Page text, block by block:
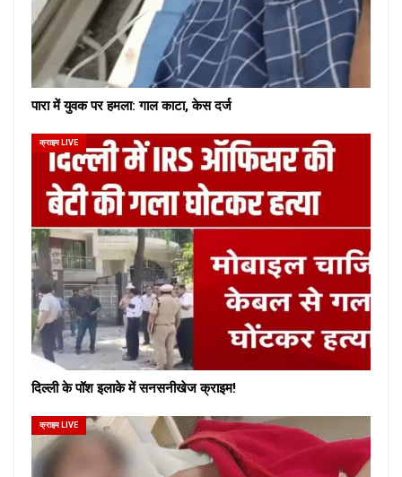
पारा में युवक पर हमला: गाल काटा, केस दर्ज
क्राइम LIVE
दिल्ली के पॉश इलाके में सनसनीखेज क्राइम!
क्राइम LIVE